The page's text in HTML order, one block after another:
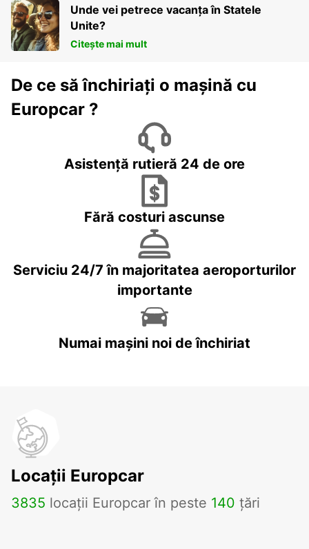
Unde vei petrece vacanța în Statele
Unite?
Citește mai mult
De ce să închiriați o mașină cu
Europcar ?
Asistență rutieră 24 de ore
Fără costuri ascunse
Serviciu 24/7 în majoritatea aeroporturilor
importante
Numai mașini noi de închiriat
Locații Europcar
3835 locații Europcar în peste 140 țări